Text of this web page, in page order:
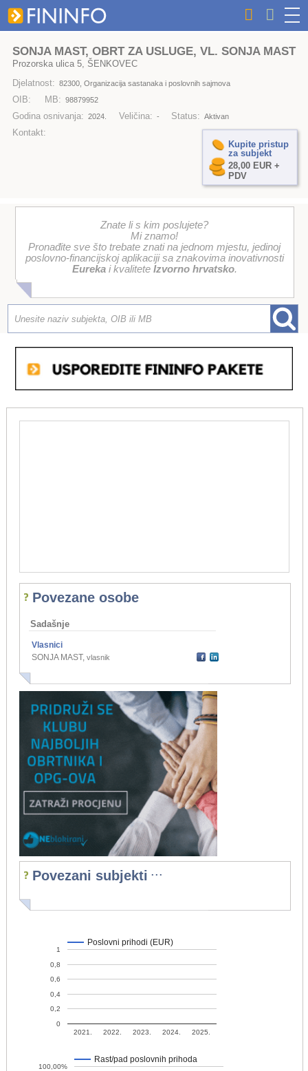
SONJA MAST, OBRT ZA USLUGE, VL. SONJA MAST
Prozorska ulica 5, ŠENKOVEC
Djelatnost: 82300, Organizacija sastanaka i poslovnih sajmova
OIB: MB: 98879952
Godina osnivanja: 2024. Veličina: - Status: Aktivan
Kontakt:
Kupite pristup
za subjekt
28,00 EUR +
PDV
Znate li s kim poslujete?
Mi znamo!
Pronađite sve što trebate znati na jednom mjestu, jedinoj
poslovno-financijskoj aplikaciji sa znakovima inovativnosti
Eurekai kvalitete Izvorno hrvatsko.
Povezane osobe
Sadašnje
Vlasnici
SONJA MAST, vlasnik
Povezani subjekti ...
Poslovni prihodi (EUR)
2021. 2022. 2023. 2024. 2025.
0
0,2
0,4
0,6
0,8
1
Rast/pad poslovnih prihoda
100,00%